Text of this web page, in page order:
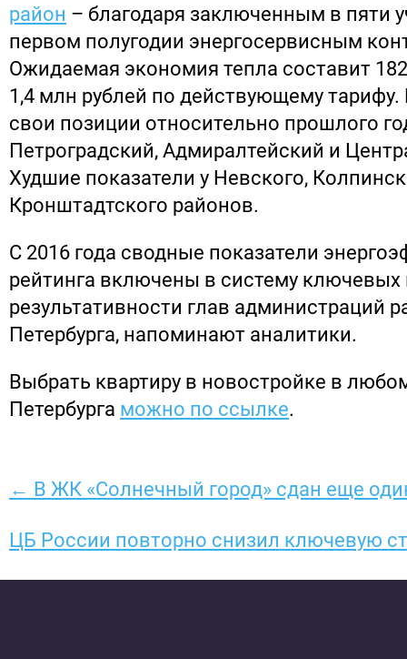
район – благодаря заключенным в пяти
первом полугодии энергосервисным
Ожидаемая экономия тепла составит
1,4 млн рублей по действующему
свои позиции относительно прошлого
Петроградский, Адмиралтейский и
Худшие показатели у Невского,
Кронштадтского районов.
С 2016 года сводные показатели
рейтинга включены в систему ключевых
результативности глав администраций
Петербурга, напоминают аналитики.
Выбрать квартиру в новостройке в
Петербурга можно по ссылке.
← В ЖК «Солнечный город» сдан еще
ЦБ России повторно снизил ключевую